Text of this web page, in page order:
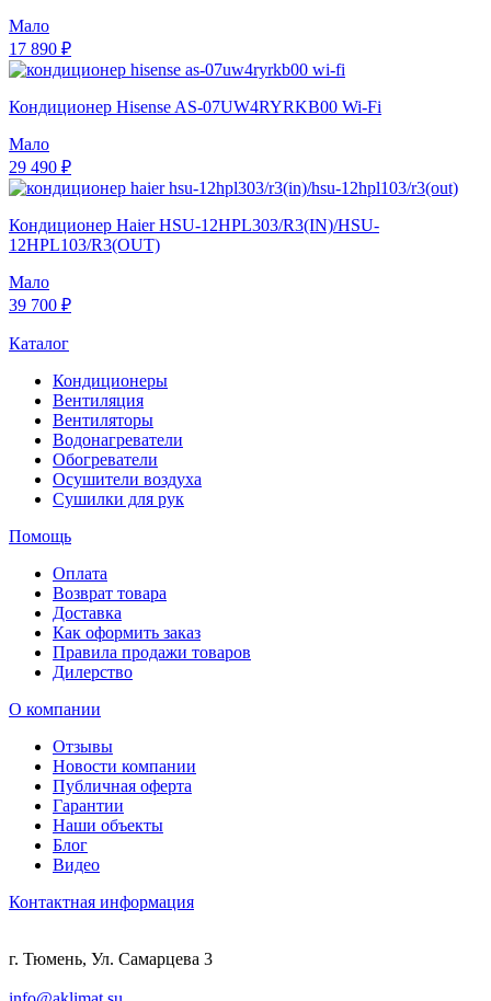
Мало
17 890 ₽
Кондиционер Hisense AS-07UW4RYRKB00 Wi-Fi
Мало
29 490 ₽
Кондиционер Haier HSU-12HPL303/R3(IN)/HSU-
12HPL103/R3(OUT)
Мало
39 700 ₽
Каталог
Кондиционеры
Вентиляция
Вентиляторы
Водонагреватели
Обогреватели
Осушители воздуха
Сушилки для рук
Помощь
Оплата
Возврат товара
Доставка
Как оформить заказ
Правила продажи товаров
Дилерство
О компании
Отзывы
Новости компании
Публичная оферта
Гарантии
Наши объекты
Блог
Видео
Контактная информация
г. Тюмень, Ул. Самарцева 3